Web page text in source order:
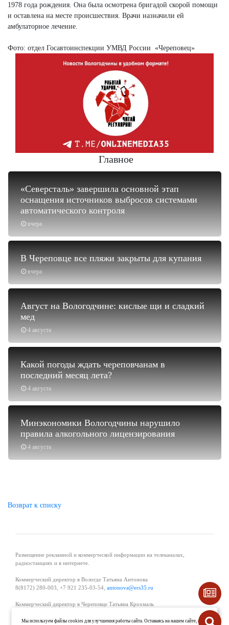
1978 года рождения. Она была осмотрена бригадой скорой помощи
и оставлена на месте происшествия. Врачи назначили ей
амбулаторное лечение.
Фото: отдел Госавтоинспекции УМВД России «Череповец»
Главное
вчера
«Северсталь» завершила основной этап
оснащения источников выбросов системами
автоматического контроля
вчера
В Череповце все пляжи закрыты для купания
4 августа
Август на Вологодчине: кислые щи и сладкий
мед
4 августа
Какой погоды ждать череповчанам в
последний месяц лета?
4 августа
Минэкономики Вологодчины нарушило
правила алкогольного лицензирования
Возврат к списку
Размещение рекламной и коммерческой информации на телеканалах,
радиостанциях и в интернете.
Коммерческий директор в Вологде Татьяна Антонова
8(8172) 280-003, +7 921 235-03-54, antonova@ers35.ru
Коммерческий директор в Череповце Татьяна Крохмаль
Мы используем файлы cookies для улучшения работы сайта. Оставаясь на нашем сайте, вы